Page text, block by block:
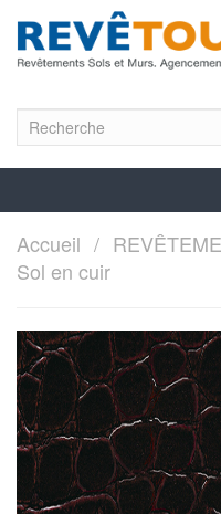
Accueil
Sol en cuir